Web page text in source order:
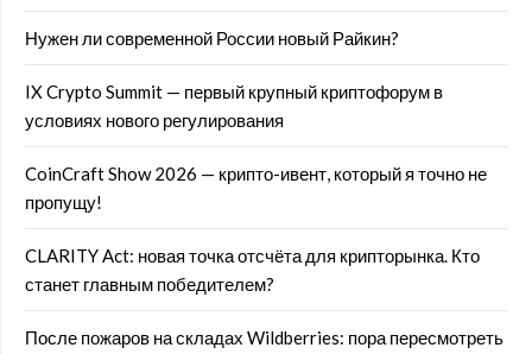
Нужен ли современной России новый Райкин?
IX Crypto Summit — первый крупный криптофорум в
условиях нового регулирования
CoinCraft Show 2026 — крипто-ивент, который я точно не
пропущу!
CLARITY Act: новая точка отсчёта для крипторынка. Кто
станет главным победителем?
После пожаров на складах Wildberries: пора пересмотреть